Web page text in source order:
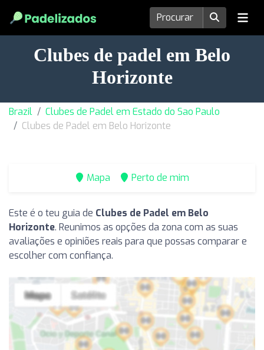
Clubes de padel em Belo
Horizonte
Brazil
Clubes de Padel em Estado do Sao Paulo
Clubes de Padel em Belo Horizonte
Mapa Perto de mim
Este é o teu guia de Clubes de Padel em Belo
Horizonte. Reunimos as opções da zona com as suas
avaliações e opiniões reais para que possas comparar e
escolher com confiança.